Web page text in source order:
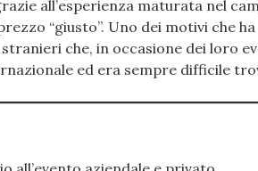
all’esperienza maturata nel
“giusto”. Uno dei motivi che ha
che, in occasione dei loro
ed era sempre difficile